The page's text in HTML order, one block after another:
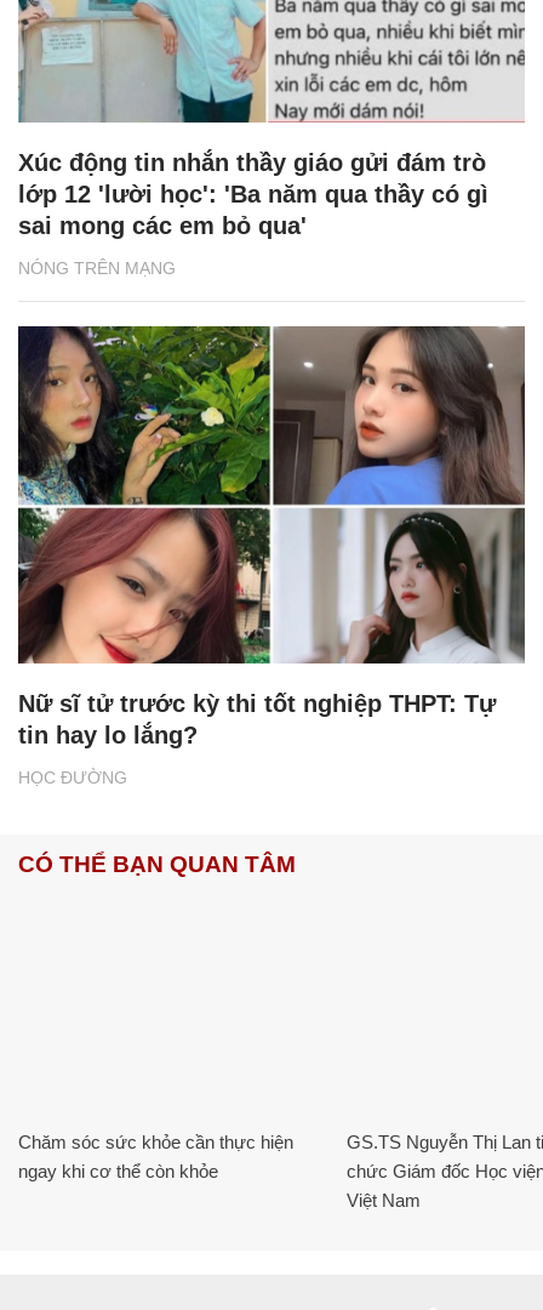
NÓNG TRÊN MẠNG
Xúc động tin nhắn thầy giáo gửi đám trò
lớp 12 'lười học': 'Ba năm qua thầy có gì
sai mong các em bỏ qua'
HỌC ĐƯỜNG
Nữ sĩ tử trước kỳ thi tốt nghiệp THPT: Tự
tin hay lo lắng?
CÓ THỂ BẠN QUAN TÂM
Chăm sóc sức khỏe cần thực hiện
ngay khi cơ thể còn khỏe
GS.TS Nguyễn Thị Lan
chức Giám đốc Học
Việt Nam